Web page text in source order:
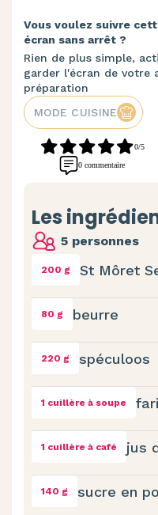
Vous voulez suivre
écran sans arrêt ?
Rien de plus simple,
garder l'écran de votre
préparation
MODE CUISINE
0/5
0 commentaire
Les
5 personnes
200 g St Môret
80 g beurre
220 g spéculoos
1 cuillère à soupe
1 cuillère à café jus
140 g sucre en